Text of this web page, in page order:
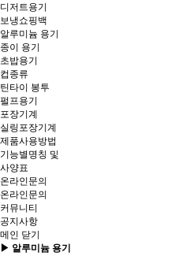
디저트용기
보냉쇼핑백
알루미늄 용기
종이 용기
초밥용기
컵종류
틴타이 봉투
펄프용기
포장기계
실링포장기계
제품사용방법
기능별명칭 및
사양표
온라인문의
온라인문의
커뮤니티
공지사항
메인 닫기
▶ 알루미늄 용기